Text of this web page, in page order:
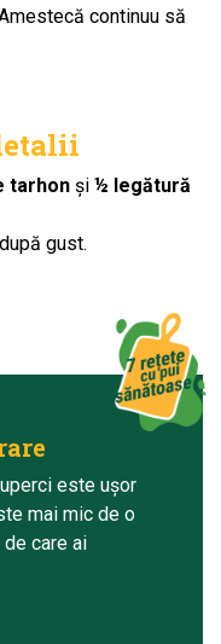
continuu să
tarhon și ½ legătură
gust.
este ușor
mai mic de o
care ai